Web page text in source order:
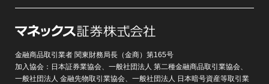
金融商品取引業者 関東財務局長（金商）第165号
加入協会：日本証券業協会、一般社団法人 第二種金融商品取引業協会、
一般社団法人 金融先物取引業協会、一般社団法人 日本暗号資産等取引業